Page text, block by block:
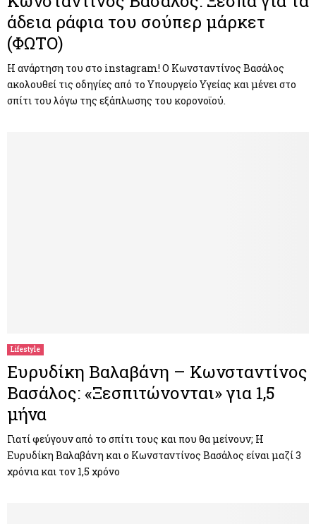
άδεια ράφια του σούπερ μάρκετ
(ΦΩΤΟ)
Η ανάρτηση του στο instagram! Ο Κωνσταντίνος Βασάλος
ακολουθεί τις οδηγίες από το Υπουργείο Υγείας και μένει στο
σπίτι του λόγω της εξάπλωσης του κορονοϊού.
Lifestyle
Ευρυδίκη Βαλαβάνη – Κωνσταντίνος
Βασάλος: «Ξεσπιτώνονται» για 1,5
μήνα
Γιατί φεύγουν από το σπίτι τους και που θα μείνουν; Η
Ευρυδίκη Βαλαβάνη και ο Κωνσταντίνος Βασάλος είναι μαζί 3
χρόνια και τον 1,5 χρόνο